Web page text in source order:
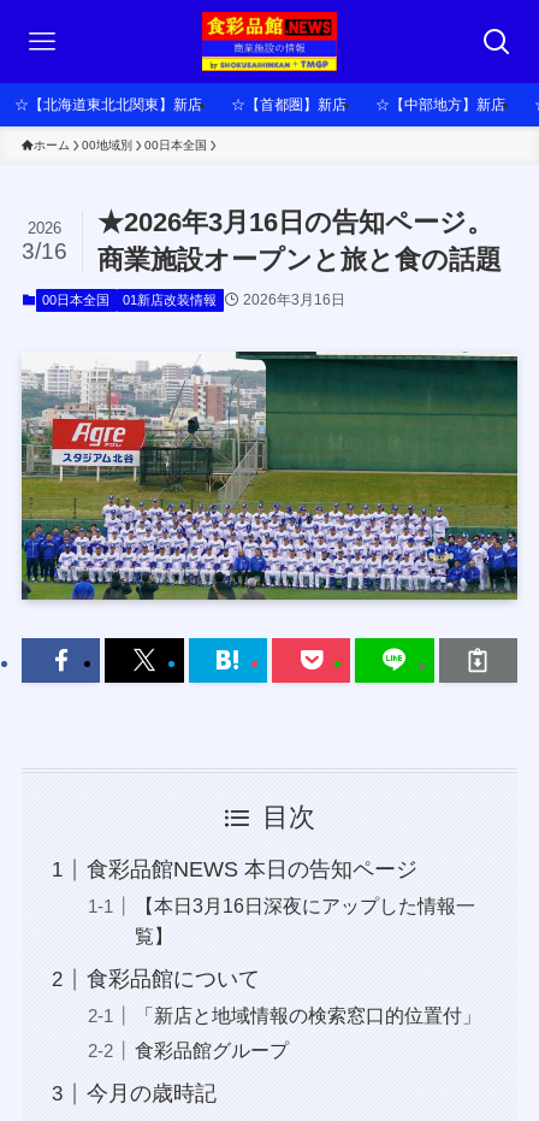
☆【北海道東北北関東】新店 ☆【首都圏】新店 ☆【中部地方】新店
ホーム 00地域別 00日本全国
★2026年3月16日の告知ページ。
商業施設オープンと旅と食の話題
2026
3/16
00日本全国 01新店改装情報 2026年3月16日
目次
食彩品館NEWS 本日の告知ページ
【本日3月16日深夜にアップした情報一
覧】
食彩品館について
「新店と地域情報の検索窓口的位置付」
食彩品館グループ
今月の歳時記